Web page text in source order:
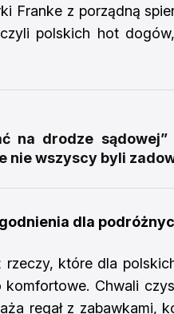
Franke z porządną
polskich hot
na drodze sądowej”
nie wszyscy byli
dla
rzeczy, które dla
komfortowe. Chwali
regał z zabawkami,